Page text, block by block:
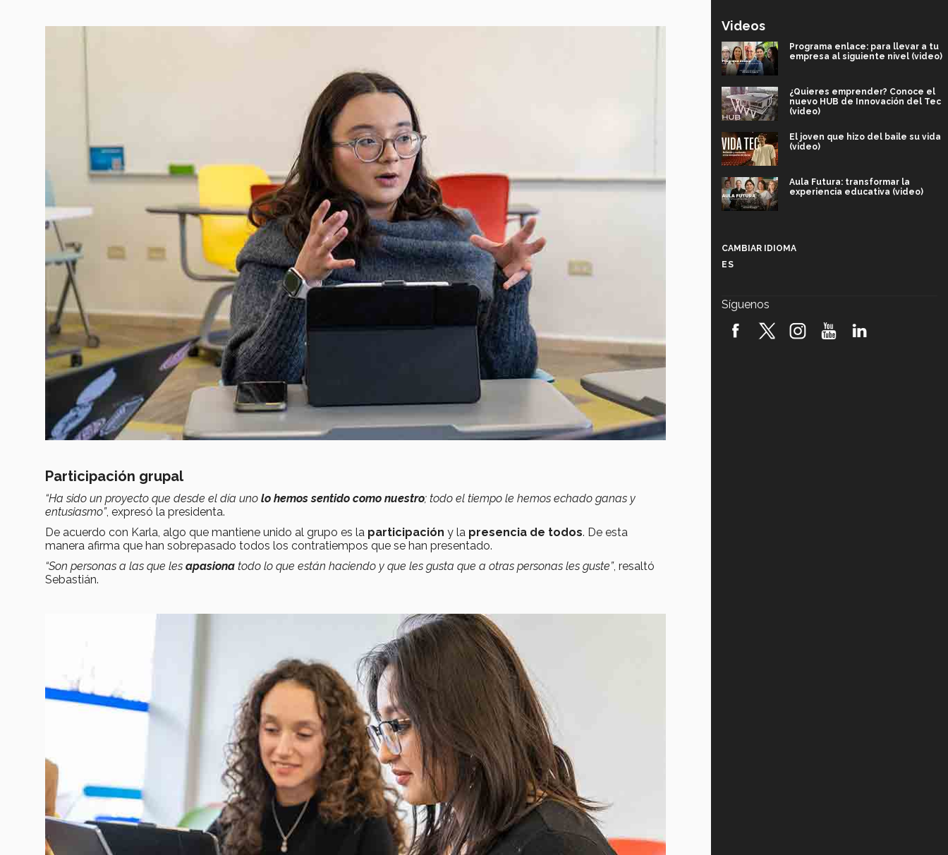
Participación grupal
“Ha sido un proyecto que desde el día uno lo hemos sentido como nuestro; todo el tiempo le hemos echado ganas y
entusiasmo”, expresó la presidenta.
De acuerdo con Karla, algo que mantiene unido al grupo es la participación y la presencia de todos. De esta
manera afirma que han sobrepasado todos los contratiempos que se han presentado.
“Son personas a las que les apasiona todo lo que están haciendo y que les gusta que a otras personas les guste”, resaltó
Sebastián.
Videos
Programa enlace: para llevar a tu
empresa al siguiente nivel (video)
¿Quieres emprender? Conoce el
nuevo HUB de Innovación del Tec
(video)
El joven que hizo del baile su vida
(video)
Aula Futura: transformar la
experiencia educativa (video)
robótica FIRST 2026! (video)
CAMBIAR IDIOMA
ES
Síguenos